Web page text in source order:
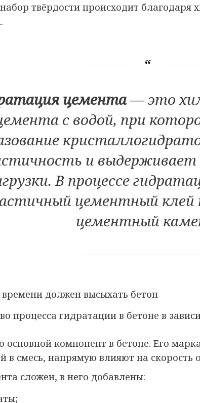
твёрдости происходит благодаря
цемента— это
с водой, при
и выдерживает
В процессе
цементный клей
цементный
процесса гидратации в бетоне в
основной компонент в бетоне. Его
в смесь, напрямую влияют на скорость
сложен, в него добавлены: